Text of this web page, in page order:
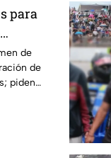
para
de
de
piden